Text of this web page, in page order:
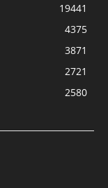
19441
4375
3871
2721
2580